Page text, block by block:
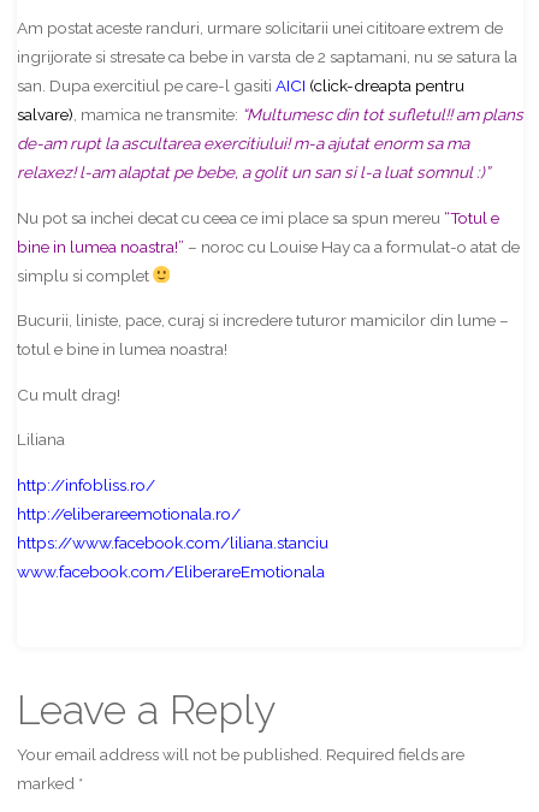
Am postat aceste randuri, urmare solicitarii unei cititoare extrem de
ingrijorate si stresate ca bebe in varsta de 2 saptamani, nu se satura la
san. Dupa exercitiul pe care-l gasiti AICI (click-dreapta pentru
salvare) , mamica ne transmite: “Multumesc din tot sufletul!! am plans
de-am rupt la ascultarea exercitiului! m-a ajutat enorm sa ma
relaxez! l-am alaptat pe bebe, a golit un san si l-a luat somnul :)”
Nu pot sa inchei decat cu ceea ce imi place sa spun mereu “Totul e
bine in lumea noastra!” – noroc cu Louise Hay ca a formulat-o atat de
simplu si complet
Bucurii, liniste, pace, curaj si incredere tuturor mamicilor din lume –
totul e bine in lumea noastra!
Cu mult drag!
Liliana
http://infobliss.ro/
http://eliberareemotionala.ro/
https://www.facebook.com/liliana.stanciu
www.facebook.com/EliberareEmotionala
Leave a Reply
Your email address will not be published. Required fields are
marked *